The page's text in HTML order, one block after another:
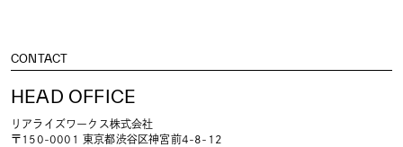
CONTACT
HEAD OFFICE
リアライズワークス株式会社
〒150-0001 東京都渋谷区神宮前4-8-12